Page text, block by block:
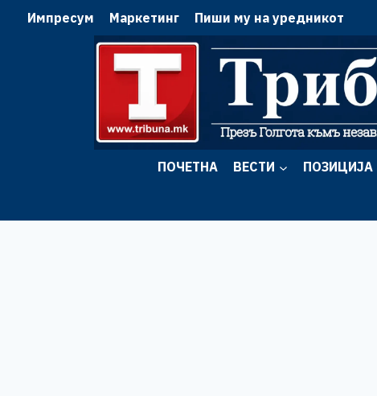
Импресум Маркетинг Пиши му на уредникот
ПОЧЕТНА ВЕСТИ ПОЗИЦИЈА